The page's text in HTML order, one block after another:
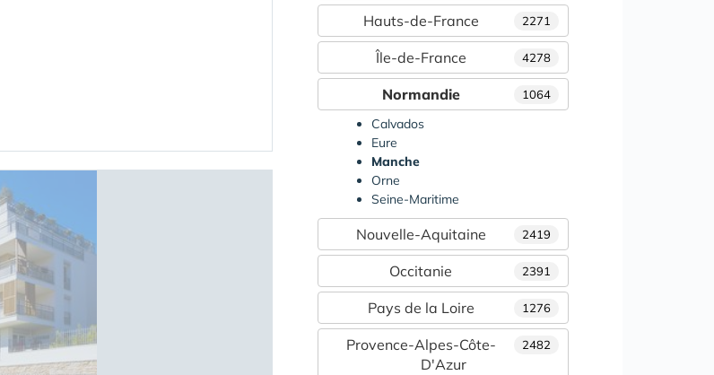
2271
Hauts-de-France
4278
Île-de-France
1064
Normandie
Calvados
Eure
Manche
Orne
Seine-Maritime
2419
Nouvelle-Aquitaine
2391
Occitanie
1276
Pays de la Loire
2482
Provence-Alpes-Côte-
D'Azur